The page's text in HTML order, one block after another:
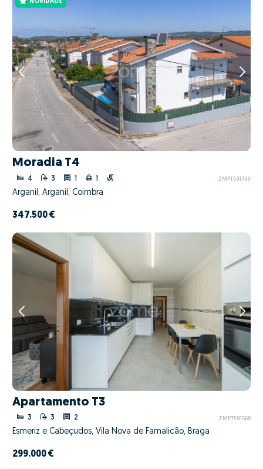
NOVIDADE
Moradia T4
4 3 1 1 ZMPT591759
Arganil, Arganil, Coimbra
347.500 €
Apartamento T3
3 3 2 ZMPT591568
Esmeriz e Cabeçudos, Vila Nova de Famalicão, Braga
299.000 €